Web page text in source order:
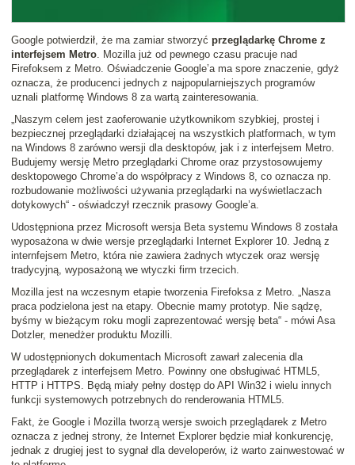
Google potwierdził, że ma zamiar stworzyć przeglądarkę Chrome z
interfejsem Metro. Mozilla już od pewnego czasu pracuje nad
Firefoksem z Metro. Oświadczenie Google’a ma spore znaczenie, gdyż
oznacza, że producenci jednych z najpopularniejszych programów
uznali platformę Windows 8 za wartą zainteresowania.
„Naszym celem jest zaoferowanie użytkownikom szybkiej, prostej i
bezpiecznej przeglądarki działającej na wszystkich platformach, w tym
na Windows 8 zarówno wersji dla desktopów, jak i z interfejsem Metro.
Budujemy wersję Metro przeglądarki Chrome oraz przystosowujemy
desktopowego Chrome’a do współpracy z Windows 8, co oznacza np.
rozbudowanie możliwości używania przeglądarki na wyświetlaczach
dotykowych“ - oświadczył rzecznik prasowy Google’a.
Udostępniona przez Microsoft wersja Beta systemu Windows 8 została
wyposażona w dwie wersje przeglądarki Internet Explorer 10. Jedną z
internfejsem Metro, która nie zawiera żadnych wtyczek oraz wersję
tradycyjną, wyposażoną we wtyczki firm trzecich.
Mozilla jest na wczesnym etapie tworzenia Firefoksa z Metro. „Nasza
praca podzielona jest na etapy. Obecnie mamy prototyp. Nie sądzę,
byśmy w bieżącym roku mogli zaprezentować wersję beta“ - mówi Asa
Dotzler, menedżer produktu Mozilli.
W udostępnionych dokumentach Microsoft zawarł zalecenia dla
przeglądarek z interfejsem Metro. Powinny one obsługiwać HTML5,
HTTP i HTTPS. Będą miały pełny dostęp do API Win32 i wielu innych
funkcji systemowych potrzebnych do renderowania HTML5.
Fakt, że Google i Mozilla tworzą wersje swoich przeglądarek z Metro
oznacza z jednej strony, że Internet Explorer będzie miał konkurencję,
jednak z drugiej jest to sygnał dla developerów, iż warto zainwestować w